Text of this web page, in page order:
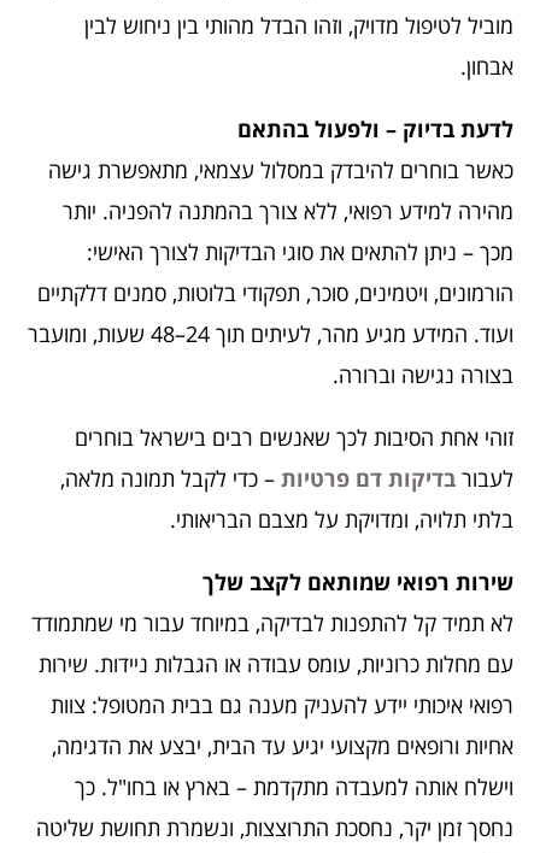
מוביל לטיפול מדויק, וזהו הבדל מהותי בין ניחוש לבין
אבחון.
לדעת בדיוק – ולפעול בהתאם
כאשר בוחרים להיבדק במסלול עצמאי, מתאפשרת גישה
מהירה למידע רפואי, ללא צורך בהמתנה להפניה. יותר
מכך – ניתן להתאים את סוגי הבדיקות לצורך האישי:
הורמונים, ויטמינים, סוכר, תפקודי בלוטות, סמנים דלקתיים
ועוד. המידע מגיע מהר, לעיתים תוך 24–48 שעות, ומועבר
בצורה נגישה וברורה.
זוהי אחת הסיבות לכך שאנשים רבים בישראל בוחרים
לעבורבדיקות דם פרטיות – כדי לקבל תמונה מלאה,
בלתי תלויה, ומדויקת על מצבם הבריאותי.
שירות רפואי שמותאם לקצב שלך
לא תמיד קל להתפנות לבדיקה, במיוחד עבור מי שמתמודד
עם מחלות כרוניות, עומס עבודה או הגבלות ניידות. שירות
רפואי איכותי יידע להעניק מענה גם בבית המטופל: צוות
אחיות ורופאים מקצועי יגיע עד הבית, יבצע את הדגימה,
וישלח אותה למעבדה מתקדמת – בארץ או בחו"ל. כך
נחסך זמן יקר, נחסכת התרוצצות, ונשמרת תחושת שליטה